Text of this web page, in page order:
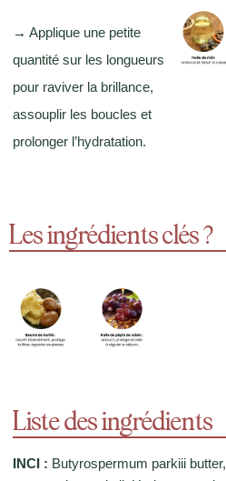
→ Applique une petite
quantité sur les longueurs
pour raviver la brillance,
assouplir les boucles et
prolonger l’hydratation.
Les ingrédients clés ?
Liste des ingrédients
INCI : Butyrospermum parkiii